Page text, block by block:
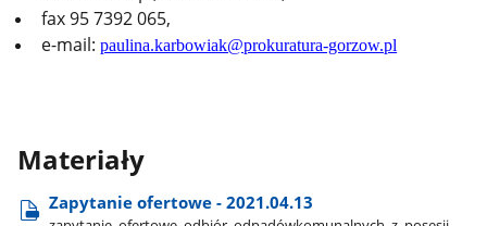
fax 95 7392 065,
e-mail:paulina.karbowiak@prokuratura-gorzow.pl
Materiały
Zapytanie ofertowe - 2021.04.13